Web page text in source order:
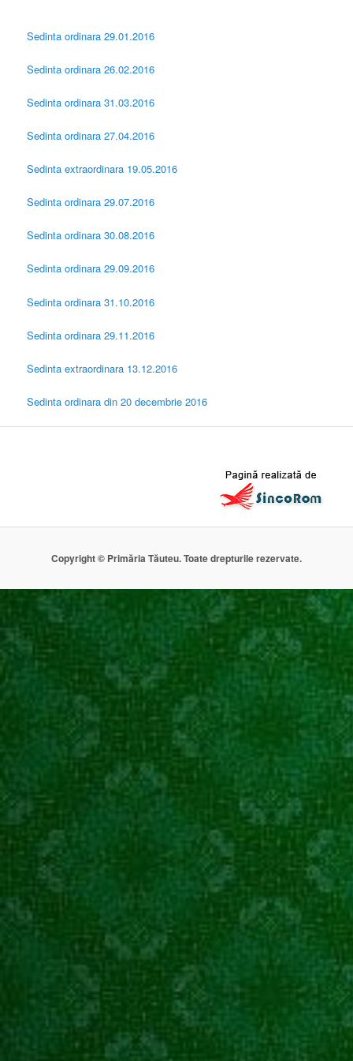
Sedinta ordinara 29.01.2016
Sedinta ordinara 26.02.2016
Sedinta ordinara 31.03.2016
Sedinta ordinara 27.04.2016
Sedinta extraordinara 19.05.2016
Sedinta ordinara 29.07.2016
Sedinta ordinara 30.08.2016
Sedinta ordinara 29.09.2016
Sedinta ordinara 31.10.2016
Sedinta ordinara 29.11.2016
Sedinta extraordinara 13.12.2016
Sedinta ordinara din 20 decembrie 2016
Copyright © Primăria Tăuteu. Toate drepturile rezervate.